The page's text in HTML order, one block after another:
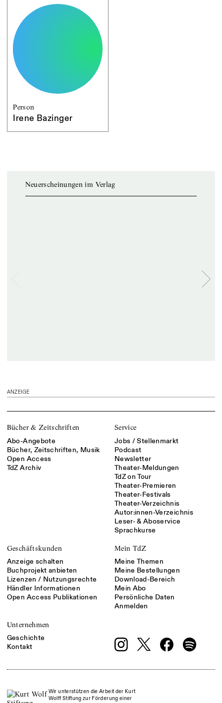
Person
Irene Bazinger
Neuerscheinungen im Verlag
ANZEIGE
Bücher & Zeitschriften
Abo-Angebote
Bücher, Zeitschriften, Musik
Open Access
TdZ Archiv
Service
Jobs / Stellenmarkt
Podcast
Newsletter
Theater-Meldungen
TdZ on Tour
Theater-Premieren
Theater-Festivals
Theater-Verzeichnis
Autor:innen-Verzeichnis
Leser- & Aboservice
Sprachkurse
Geschäftskunden
Anzeige schalten
Buchprojekt anbieten
Lizenzen / Nutzungsrechte
Händler Informationen
Open Access Publikationen
Mein TdZ
Meine Themen
Meine Bestellungen
Download-Bereich
Mein Abo
Persönliche Daten
Anmelden
Unternehmen
Geschichte
Kontakt
Wir unterstützen die Arbeit der Kurt
Wolff Stiftung zur Förderung einer